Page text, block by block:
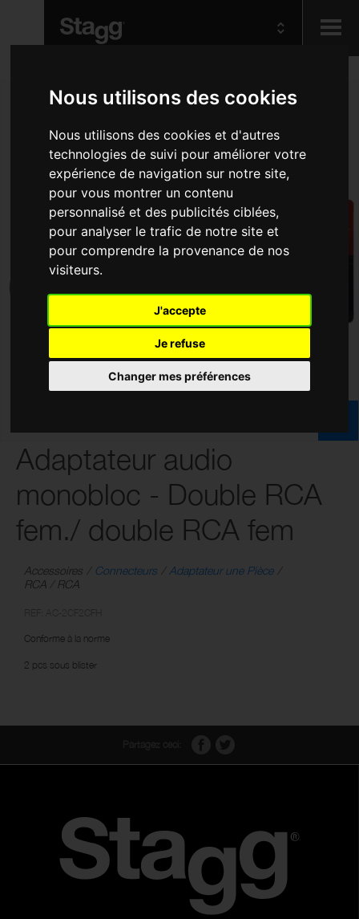
Nous utilisons des cookies
Nous utilisons des cookies et d'autres
technologies de suivi pour améliorer votre
expérience de navigation sur notre site,
pour vous montrer un contenu
personnalisé et des publicités ciblées,
pour analyser le trafic de notre site et
pour comprendre la provenance de nos
visiteurs.
J'accepte
Je refuse
Changer mes préférences
Audio &
Lighting
Adaptateur audio
monobloc - Double RCA
fem./ double RCA fem
Accessoires Connecteurs
Adaptateur une Pièce
RCA / RCA
Conforme à la norme
2 pcs sous blister